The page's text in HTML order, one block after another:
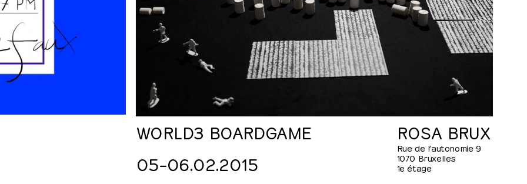
WORLD3 BOARDGAME
05⁠–⁠​06.02.2015
ROSA BRUX
Rue de l’autonomie 9
1070 Bruxelles
1e étage